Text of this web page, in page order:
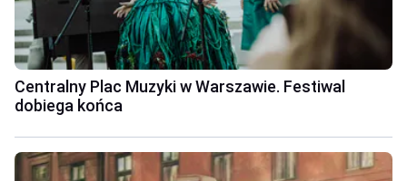
Centralny Plac Muzyki w Warszawie. Festiwal
dobiega końca